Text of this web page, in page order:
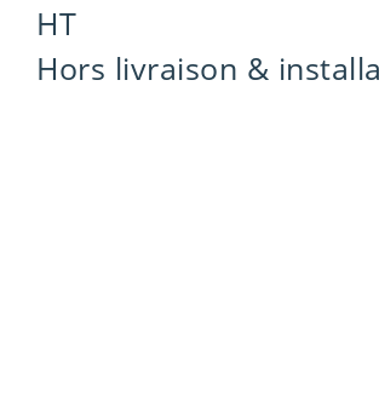
HT
Hors livraison &